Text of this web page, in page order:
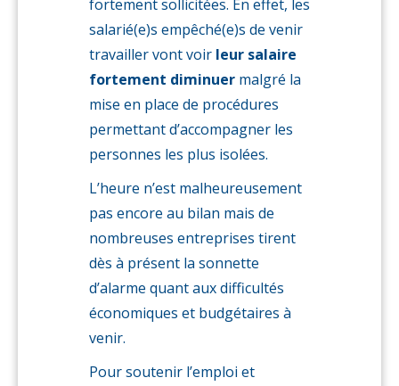
fortement sollicitées. En effet, les
salarié(e)s empêché(e)s de venir
travailler vont voir leur salaire
fortement diminuer malgré la
mise en place de procédures
permettant d’accompagner les
personnes les plus isolées.
L’heure n’est malheureusement
pas encore au bilan mais de
nombreuses entreprises tirent
dès à présent la sonnette
d’alarme quant aux difficultés
économiques et budgétaires à
venir.
Pour soutenir l’emploi et